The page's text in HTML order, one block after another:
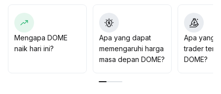
Disarankan investor untuk secara ketat memantau arus
dana utama dan perubahan volume transaksi kunci,
tetapkan batas kerugian secara disiplin, kendalikan
posisi, dan hindari membeli secara emosional pada
Mengapa DOME
naik hari ini?
Apa yang dapat
memengaruhi harga
masa depan DOME?
Apa yang
trader
DOME?